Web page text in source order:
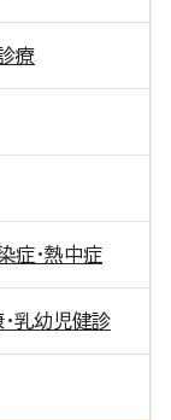
療
症・熱中症
乳幼児健診